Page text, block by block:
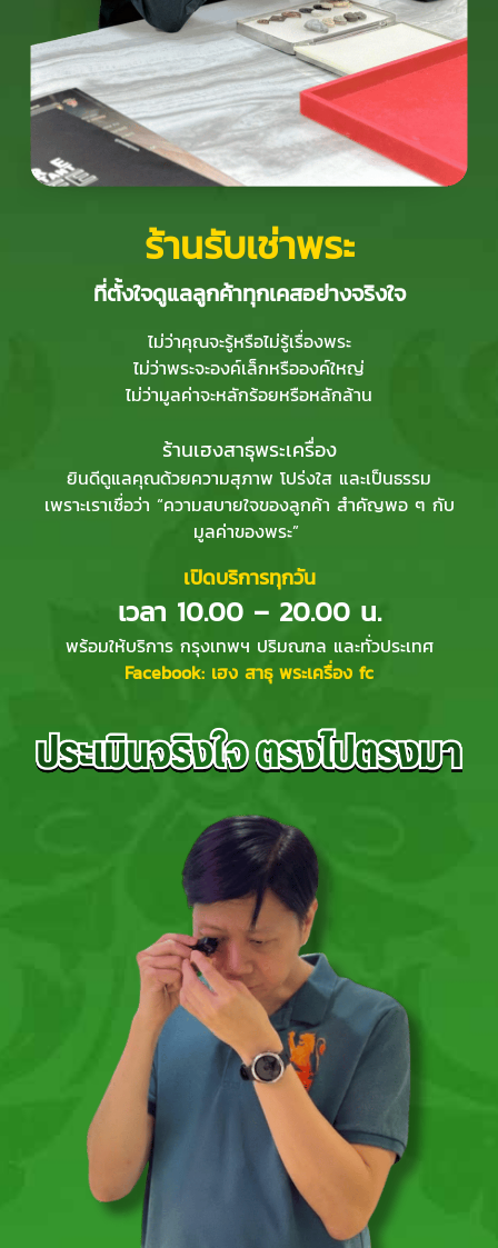
ร้านรับเช่าพระ
ที่ตั้งใจดูแลลูกค้าทุกเคสอย่างจริงใจ
ไม่ว่าคุณจะรู้หรือไม่รู้เรื่องพระ
ไม่ว่าพระจะองค์เล็กหรือองค์ใหญ่
ไม่ว่ามูลค่าจะหลักร้อยหรือหลักล้าน
ร้านเฮงสาธุพระเครื่อง
ยินดีดูแลคุณด้วยความสุภาพ โปร่งใส และเป็นธรรม
เพราะเราเชื่อว่า “ความสบายใจของลูกค้า สำคัญพอ ๆ กับ
มูลค่าของพระ”
เปิดบริการทุกวัน
เวลา 10.00 – 20.00 น.
พร้อมให้บริการ กรุงเทพฯ ปริมณฑล และทั่วประเทศ
Facebook: เฮง สาธุ พระเครื่อง fc